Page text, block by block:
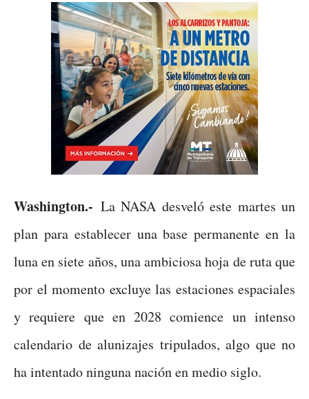
Washington.- La NASA desveló este martes un
plan para establecer una base permanente en la
luna en siete años, una ambiciosa hoja de ruta que
por el momento excluye las estaciones espaciales
y requiere que en 2028 comience un intenso
calendario de alunizajes tripulados, algo que no
ha intentado ninguna nación en medio siglo.